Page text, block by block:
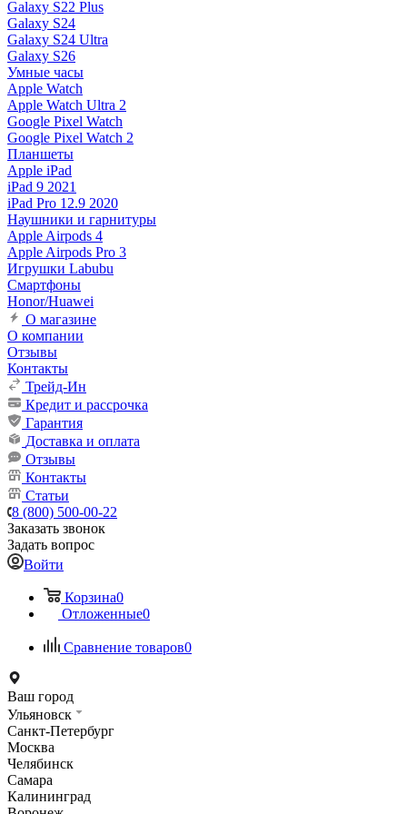
Galaxy S22 Plus
Galaxy S24
Galaxy S24 Ultra
Galaxy S26
Умные часы
Apple Watch
Apple Watch Ultra 2
Google Pixel Watch
Google Pixel Watch 2
Планшеты
Apple iPad
iPad 9 2021
iPad Pro 12.9 2020
Наушники и гарнитуры
Apple Airpods 4
Apple Airpods Pro 3
Игрушки Labubu
Смартфоны
Honor/Huawei
О магазине
О компании
Отзывы
Контакты
Трейд-Ин
Кредит и рассрочка
Гарантия
Доставка и оплата
Отзывы
Контакты
Статьи
8 (800) 500-00-22
Заказать звонок
Задать вопрос
Войти
Корзина0
Отложенные0
Сравнение товаров0
Ваш город
Ульяновск
Санкт-Петербург
Москва
Челябинск
Самара
Калининград